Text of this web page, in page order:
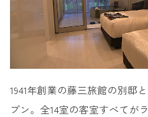
1941年創業の藤三旅館の別邸
プン。全14室の客室すべてが